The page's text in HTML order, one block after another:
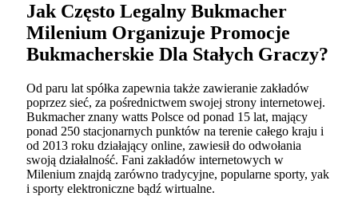
Jak Często Legalny Bukmacher
Milenium Organizuje Promocje
Bukmacherskie Dla Stałych Graczy?
Od paru lat spółka zapewnia także zawieranie zakładów
poprzez sieć, za pośrednictwem swojej strony internetowej.
Bukmacher znany watts Polsce od ponad 15 lat, mający
ponad 250 stacjonarnych punktów na terenie całego kraju i
od 2013 roku działający online, zawiesił do odwołania
swoją działalność. Fani zakładów internetowych w
Milenium znajdą zarówno tradycyjne, popularne sporty, yak
i sporty elektroniczne bądź wirtualne.